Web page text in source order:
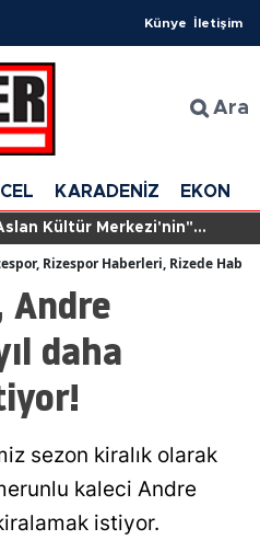
Künye İletişim
Ara
KARADENİZ
Kültür Merkezi'nin"
Rizespor Haberleri, Rizede
Andre
daha
sezon kiralık olarak
kaleci Andre
istiyor.